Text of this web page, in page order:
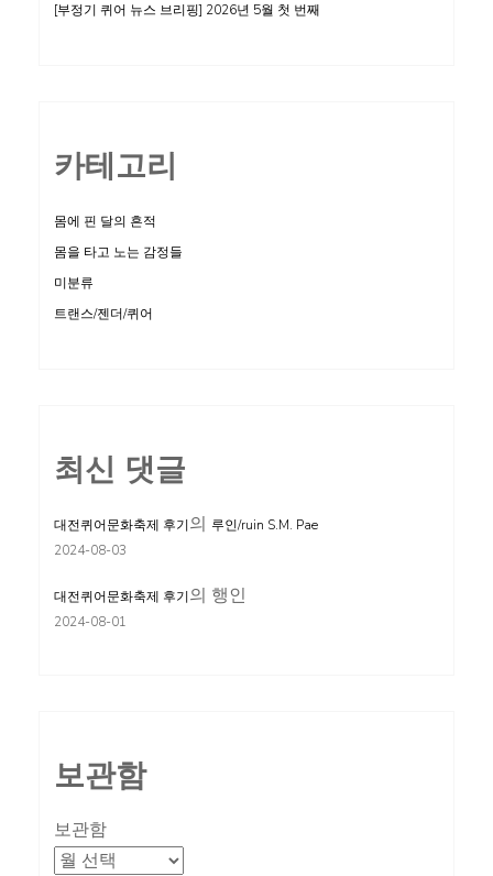
[부정기 퀴어 뉴스 브리핑] 2026년 5월 첫 번째
카테고리
몸에 핀 달의 흔적
몸을 타고 노는 감정들
미분류
트랜스/젠더/퀴어
최신 댓글
대전퀴어문화축제 후기의 루인/ruin S.M. Pae
2024-08-03
대전퀴어문화축제 후기의 행인
2024-08-01
보관함
보관함